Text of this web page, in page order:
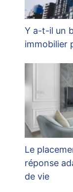
Y a-t-il un
immobilier
Le
réponse
de vie